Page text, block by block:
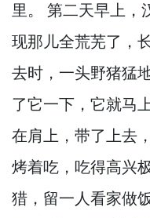
里。
第二天早上，
现那儿全荒芜了，
去时， 一头野猪猛
了它一下， 它就马
在肩上， 带了上去，
烤着吃， 吃得高兴
猎， 留一人看家做